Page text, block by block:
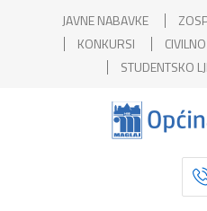
JAVNE NABAVKE
KONKURSI
STUDENTSKO